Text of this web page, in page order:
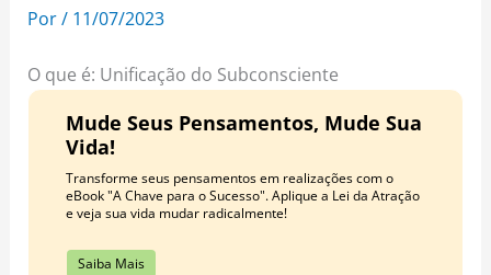
m t
Por/ 11/07/2023
O que é: Unificação do Subconsciente
Mude Seus Pensamentos, Mude Sua
Vida!
Transforme seus pensamentos em realizações com o
eBook "A Chave para o Sucesso". Aplique a Lei da Atração
e veja sua vida mudar radicalmente!
Saiba Mais